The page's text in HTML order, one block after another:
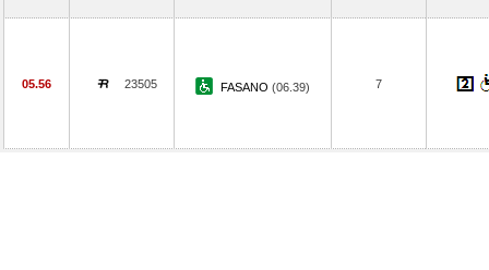
05.56 23505 FASANO (06.39) 7